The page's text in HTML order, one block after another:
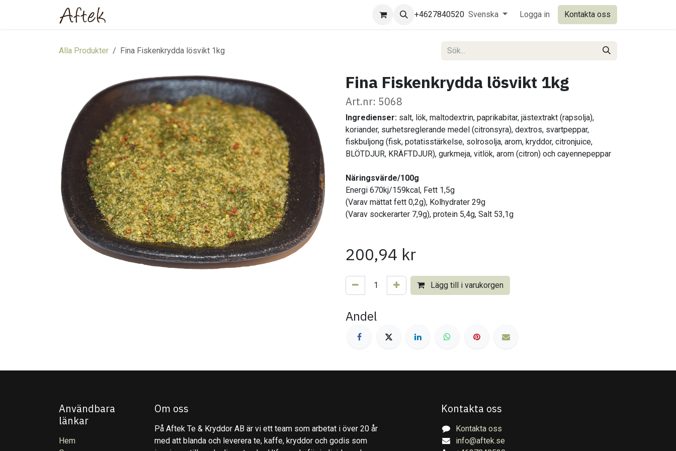
+4627840520 Svenska Logga in Kontakta oss
Alla Produkter Fina Fiskenkrydda lösvikt 1kg
Fina Fiskenkrydda lösvikt 1kg
Art.nr: 5068
Ingredienser: salt, lök, maltodextrin, paprikabitar, jästextrakt (rapsolja),
koriander, surhetsreglerande medel (citronsyra), dextros, svartpeppar,
fiskbuljong (fisk, potatisstärkelse, solrosolja, arom, kryddor, citronjuice,
BLÖTDJUR, KRÄFTDJUR), gurkmeja, vitlök, arom (citron) och cayennepeppar
Näringsvärde/100g
Energi 670kj/159kcal, Fett 1,5g
(Varav mättat fett 0,2g), Kolhydrater 29g
(Varav sockerarter 7,9g), protein 5,4g, Salt 53,1g
200,94 kr
Lägg till i varukorgen
Andel
Användbara
länkar
Hem
Om oss
På Aftek Te & Kryddor AB är vi ett team som arbetat i över 20 år
med att blanda och leverera te, kaffe, kryddor och godis som
Kontakta oss
Kontakta oss
info@aftek.se